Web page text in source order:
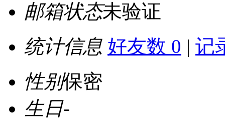
邮箱状态未验证
统计信息 好友数 0 | 记
性别保密
生日-